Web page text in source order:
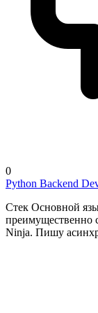
0
Python Backend
Стек Основной
преимущественно
Ninja. Пишу